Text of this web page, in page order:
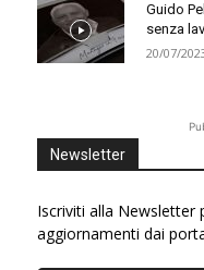
Guido
senza
20/07/
Newsletter
Iscriviti alla Newsletter
aggiornamenti dai